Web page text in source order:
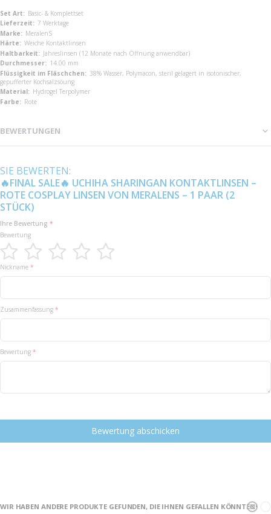
Mehr
Informationen
Basic- & Komplettset
7 Werktage
MeralenS
Weiche Kontaktlinsen
Jahreslinsen (12 Monate nach Öffnung anwendbar)
14.00 mm
38% Wasser, Polymacon, steril gelagert in isotonischer,
gepufferter Kochsalzsöung
Hydrogel Terpolymer
Rote
BEWERTUNGEN
SIE BEWERTEN:
🔥FINAL SALE🔥 UCHIHA SHARINGAN KONTAKTLINSEN –
ROTE COSPLAY LINSEN VON MERALENS – 1 PAAR (2
STÜCK)
Ihre Bewertung
Bewertung
1
2
3
4
5Nickname
Zusammenfassung
Bewertung
Bewertung abschicken
WIR HABEN ANDERE PRODUKTE GEFUNDEN, DIE IHNEN GEFALLEN KÖNNTEN!